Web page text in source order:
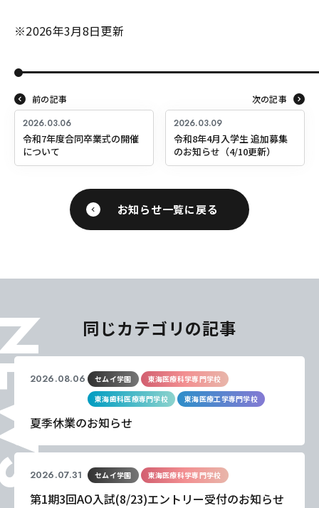
※2026年3月8日更新
前の記事
2026.03.06
令和7年度合同卒業式の開催
について
次の記事
2026.03.09
令和8年4月入学生 追加募集
のお知らせ（4/10更新）
お知らせ一覧に戻る
同じカテゴリの記事
2026.08.06 セムイ学園
東海医療科学専門学校
東海歯科医療専門学校
東海医療工学専門学校
夏季休業のお知らせ
2026.07.31 セムイ学園 東海医療科学専門学校
第1期3回AO入試(8/23)エントリー受付のお知らせ